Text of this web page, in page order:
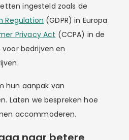
ingesteld zoals de
Regulation (GDPR) in Europa
Privacy Act (CCPA) in de
bedrijven en
hun aanpak van
Laten we bespreken hoe
accommoderen.